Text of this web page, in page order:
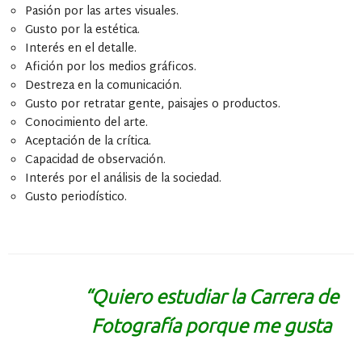
Pasión por las artes visuales.
Gusto por la estética.
Interés en el detalle.
Afición por los medios gráficos.
Destreza en la comunicación.
Gusto por retratar gente, paisajes o productos.
Conocimiento del arte.
Aceptación de la crítica.
Capacidad de observación.
Interés por el análisis de la sociedad.
Gusto periodístico.
“Quiero estudiar la Carrera de
Fotografía porque me gusta